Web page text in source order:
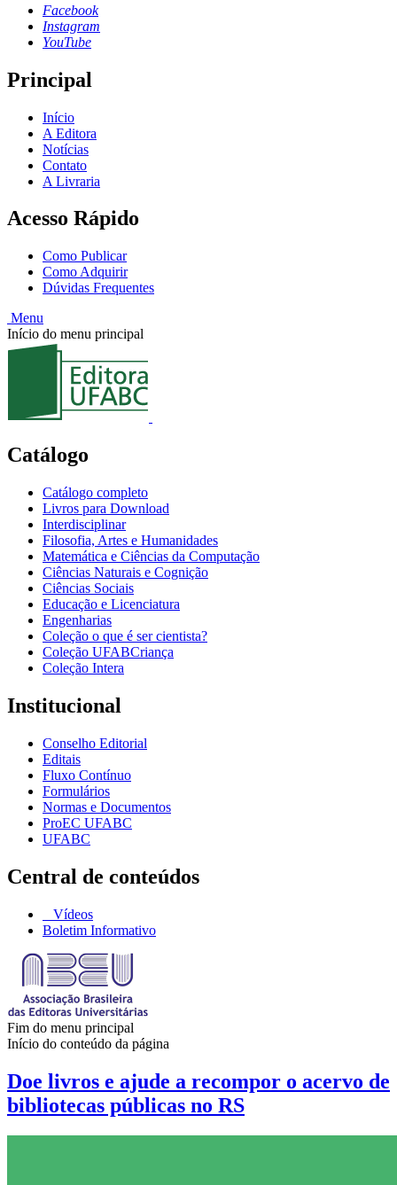
Facebook
Instagram
YouTube
Principal
Início
A Editora
Notícias
Contato
A Livraria
Acesso Rápido
Como Publicar
Como Adquirir
Dúvidas Frequentes
Menu
Início do menu principal
Catálogo
Catálogo completo
Livros para Download
Interdisciplinar
Filosofia, Artes e Humanidades
Matemática e Ciências da Computação
Ciências Naturais e Cognição
Ciências Sociais
Educação e Licenciatura
Engenharias
Coleção o que é ser cientista?
Coleção UFABCriança
Coleção Intera
Institucional
Conselho Editorial
Editais
Fluxo Contínuo
Formulários
Normas e Documentos
ProEC UFABC
UFABC
Central de conteúdos
Vídeos
Boletim Informativo
Fim do menu principal
Início do conteúdo da página
Doe livros e ajude a recompor o acervo de
bibliotecas públicas no RS